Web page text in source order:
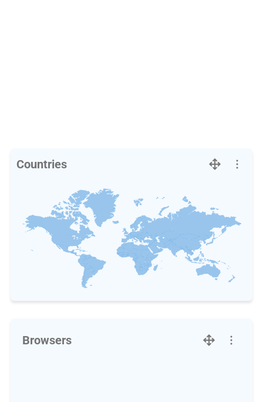
Countries
Browsers